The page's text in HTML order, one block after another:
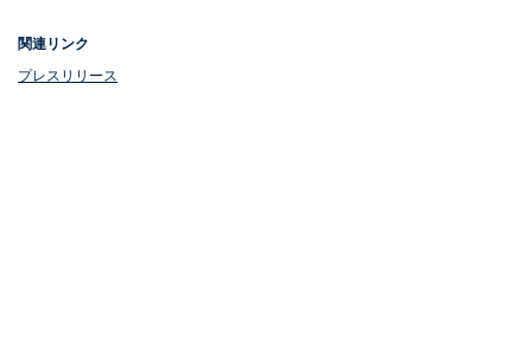
関連リンク
プレスリリース